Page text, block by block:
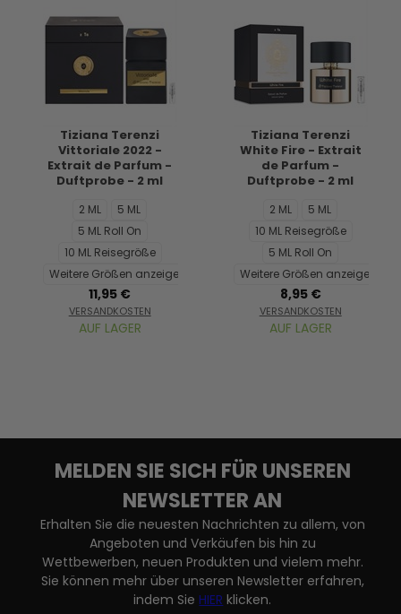
Tiziana Terenzi
Vittoriale 2022 -
Extrait de Parfum -
Duftprobe - 2 ml
2 ML
5 ML
5 ML Roll On
10 ML Reisegröße
Weitere Größen anzeigen...
11,95 €
VERSANDKOSTEN
AUF LAGER
Tiziana Terenzi
White Fire - Extrait
de Parfum -
Duftprobe - 2 ml
2 ML
5 ML
10 ML Reisegröße
5 ML Roll On
Weitere Größen anzeigen...
8,95 €
VERSANDKOSTEN
AUF LAGER
MELDEN SIE SICH FÜR UNSEREN
NEWSLETTER AN
Erhalten Sie die neuesten Nachrichten zu allem, von
Angeboten und Verkäufen bis hin zu
Wettbewerben, neuen Produkten und vielem mehr.
Sie können mehr über unseren Newsletter erfahren,
indem SieHIER klicken.